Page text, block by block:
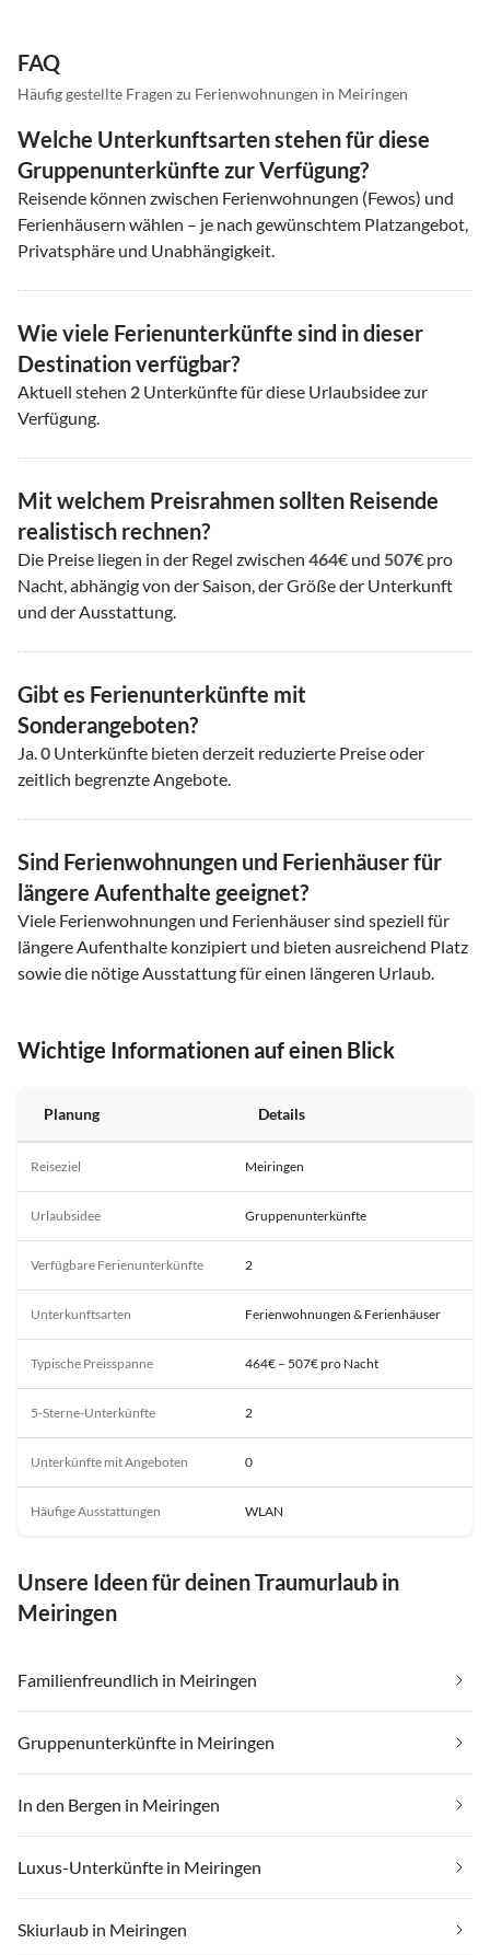
FAQ
Häufig gestellte Fragen zu Ferienwohnungen in Meiringen
Welche Unterkunftsarten stehen für diese
Gruppenunterkünfte zur Verfügung?
Reisende können zwischen Ferienwohnungen (Fewos) und
Ferienhäusern wählen – je nach gewünschtem Platzangebot,
Privatsphäre und Unabhängigkeit.
Wie viele Ferienunterkünfte sind in dieser
Destination verfügbar?
Aktuell stehen 2 Unterkünfte für diese Urlaubsidee zur
Verfügung.
Mit welchem Preisrahmen sollten Reisende
realistisch rechnen?
Die Preise liegen in der Regel zwischen 464€ und 507€ pro
Nacht, abhängig von der Saison, der Größe der Unterkunft
und der Ausstattung.
Gibt es Ferienunterkünfte mit
Sonderangeboten?
Ja.0 Unterkünfte bieten derzeit reduzierte Preise oder
zeitlich begrenzte Angebote.
Sind Ferienwohnungen und Ferienhäuser für
längere Aufenthalte geeignet?
Viele Ferienwohnungen und Ferienhäuser sind speziell für
längere Aufenthalte konzipiert und bieten ausreichend Platz
sowie die nötige Ausstattung für einen längeren Urlaub.
Wichtige Informationen auf einen Blick
Planung Details
Reiseziel Meiringen
Urlaubsidee Gruppenunterkünfte
Verfügbare Ferienunterkünfte 2
Unterkunftsarten Ferienwohnungen & Ferienhäuser
Typische Preisspanne 464€ – 507€ pro Nacht
5-Sterne-Unterkünfte 2
Unterkünfte mit Angeboten 0
Häufige Ausstattungen WLAN
Unsere Ideen für deinen Traumurlaub in
Meiringen
Familienfreundlich in Meiringen
Gruppenunterkünfte in Meiringen
In den Bergen in Meiringen
Luxus-Unterkünfte in Meiringen
Skiurlaub in Meiringen